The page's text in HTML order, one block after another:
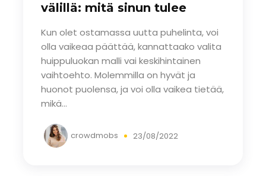
välillä: mitä sinun tulee
tietää
Kun olet ostamassa uutta puhelinta, voi
olla vaikeaa päättää, kannattaako valita
huippuluokan malli vai keskihintainen
vaihtoehto. Molemmilla on hyvät ja
huonot puolensa, ja voi olla vaikea tietää,
mikä...
crowdmobs 23/08/2022